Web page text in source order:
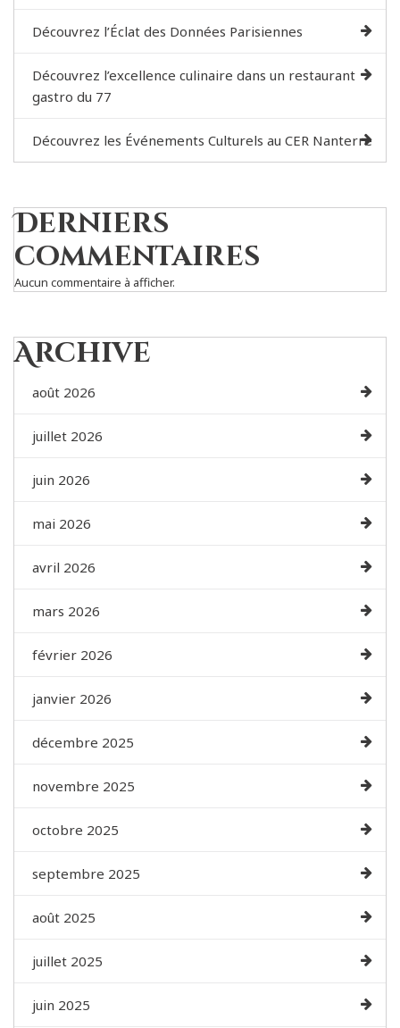
Découvrez l’Éclat des Données Parisiennes
Découvrez l’excellence culinaire dans un restaurant
gastro du 77
Découvrez les Événements Culturels au CER Nanterre
Derniers
commentaires
Aucun commentaire à afficher.
Archive
août 2026
juillet 2026
juin 2026
mai 2026
avril 2026
mars 2026
février 2026
janvier 2026
décembre 2025
novembre 2025
octobre 2025
septembre 2025
août 2025
juillet 2025
juin 2025